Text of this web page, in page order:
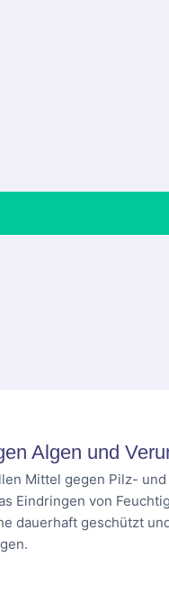
Algen und
Mittel gegen Pilz-
Eindringen von
dauerhaft geschützt